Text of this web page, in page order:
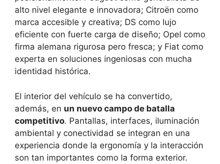
alto nivel elegante e innovadora; Citroën como
marca accesible y creativa; DS como lujo
eficiente con fuerte carga de diseño; Opel como
firma alemana rigurosa pero fresca; y Fiat como
experta en soluciones ingeniosas con mucha
identidad histórica.
El interior del vehículo se ha convertido,
además, en un nuevo campo de batalla
competitivo. Pantallas, interfaces, iluminación
ambiental y conectividad se integran en una
experiencia donde la ergonomía y la interacción
son tan importantes como la forma exterior.